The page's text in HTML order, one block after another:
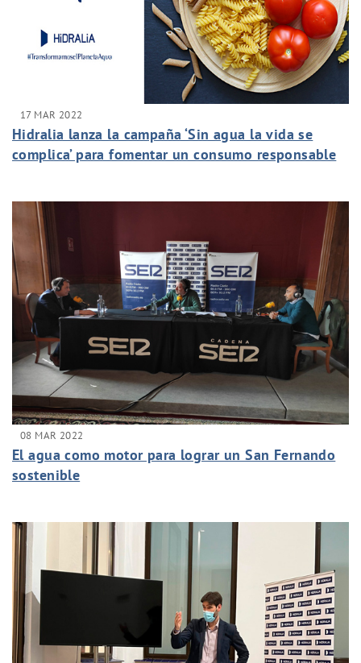
17 MAR 2022
Hidralia lanza la campaña ‘Sin agua la vida se
complica’ para fomentar un consumo responsable
08 MAR 2022
El agua como motor para lograr un San Fernando
sostenible